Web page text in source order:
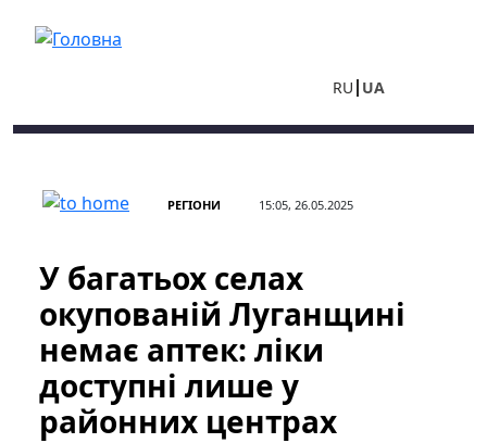
RU UA
РЕГІОНИ 15:05, 26.05.2025
У багатьох селах
окупованій Луганщині
немає аптек: ліки
доступні лише у
районних центрах